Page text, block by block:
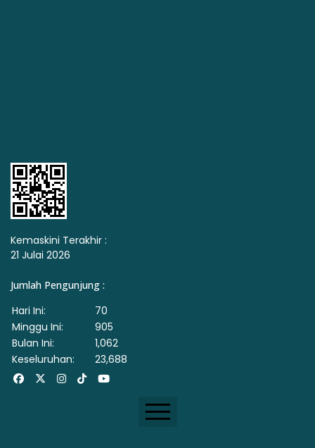
Kemaskini Terakhir :
21 Julai 2026
Jumlah Pengunjung :
Hari Ini:
70
Minggu Ini:
905
Bulan Ini:
1,062
Keseluruhan:
23,688
FacebookInstagram
TiktokYoutube